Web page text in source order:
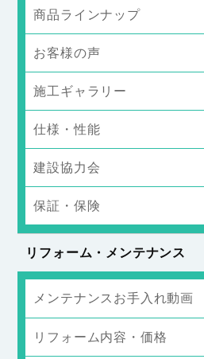
商品ラインナップ
お客様の声
施工ギャラリー
仕様・性能
建設協力会
保証・保険
リフォーム・メンテナンス
メンテナンスお手入れ動画
リフォーム内容・価格